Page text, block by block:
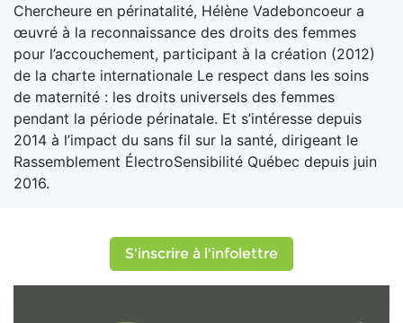
Chercheure en périnatalité, Hélène Vadeboncoeur a
œuvré à la reconnaissance des droits des femmes
pour l’accouchement, participant à la création (2012)
de la charte internationale Le respect dans les soins
de maternité : les droits universels des femmes
pendant la période périnatale. Et s’intéresse depuis
2014 à l’impact du sans fil sur la santé, dirigeant le
Rassemblement ÉlectroSensibilité Québec depuis juin
2016.
S'inscrire à l'infolettre